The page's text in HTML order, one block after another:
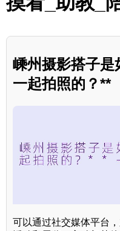
嵊州摄影搭子是
一起拍照的？**
可以通过社交媒体平台